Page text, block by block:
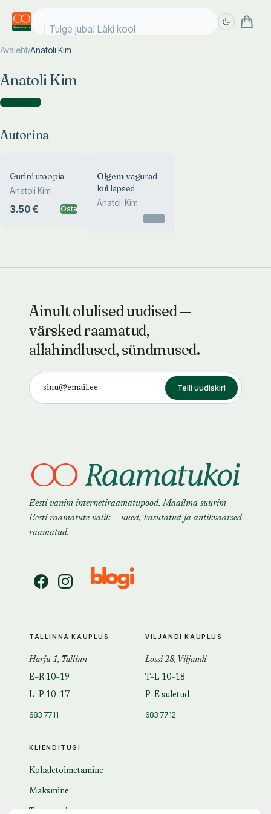
Tulge juba! Läki kool
Avaleht/Anatoli Kim
Anatoli Kim
Autorina )
Autorina
Gurini utoopia
Anatoli Kim
3.50 € Osta
Olgem vagurad
kui lapsed
Anatoli Kim
Ainult olulised uudised —
värsked raamatud,
allahindlused, sündmused.
Telli uudiskiri
Eesti vanim internetiraamatupood. Maailma suurim
Eesti raamatute valik — uued, kasutatud ja antikvaarsed
raamatud.
KLIENDITUGI
Kohaletoimetamine
Maksmine
TALLINNA KAUPLUS
Harju 1, Tallinn
E–R 10–19
L–P 10–17
683 7711
VILJANDI KAUPLUS
Lossi 28, Viljandi
T–L 10–18
P–E suletud
683 7712